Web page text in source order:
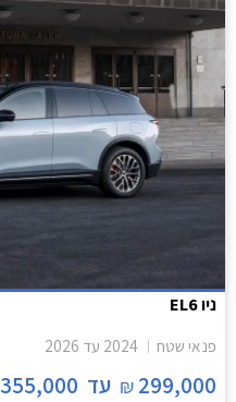
ניו EL6
פנאי שטח 2024 עד 2026
299,000
₪ עד 355,000